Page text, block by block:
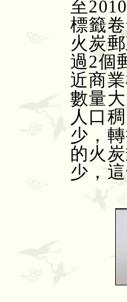
至
標籤
火炭
過2個
近商
數量
人口
少，
的火
少，